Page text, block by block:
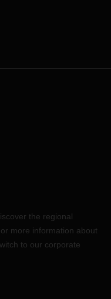
the regional
more information about
to our corporate